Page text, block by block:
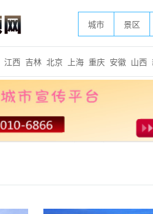
城市 景区
江西 吉林 北京 上海 重庆 安徽 山西